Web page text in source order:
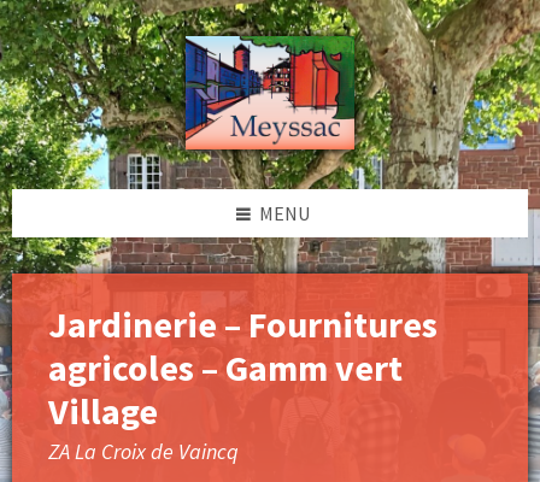
Skip
to
content
Skip
to
left
sidebar
Skip
to
footer
MENU
Jardinerie – Fournitures
agricoles – Gamm vert
Village
ZA La Croix de Vaincq